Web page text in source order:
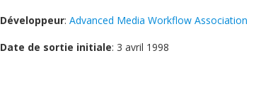
Développeur: Advanced Media Workflow Association
Date de sortie initiale: 3 avril 1998